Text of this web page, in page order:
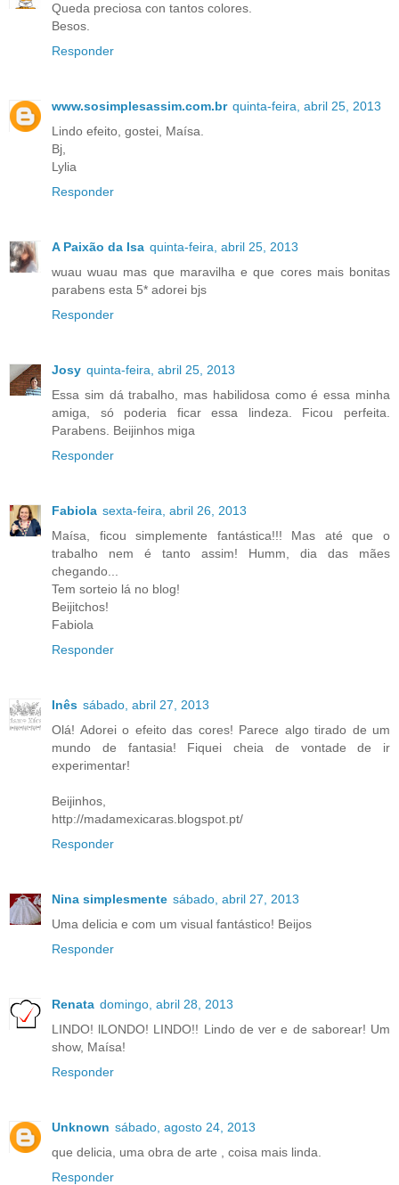
Queda preciosa con tantos colores.
Besos.
Responder
www.sosimplesassim.com.br quinta-feira, abril 25, 2013
Lindo efeito, gostei, Maísa.
Bj,
Lylia
Responder
A Paixão da Isa quinta-feira, abril 25, 2013
wuau wuau mas que maravilha e que cores mais bonitas
parabens esta 5* adorei bjs
Responder
Josy quinta-feira, abril 25, 2013
Essa sim dá trabalho, mas habilidosa como é essa minha
amiga, só poderia ficar essa lindeza. Ficou perfeita.
Parabens. Beijinhos miga
Responder
Fabiola sexta-feira, abril 26, 2013
Maísa, ficou simplemente fantástica!!! Mas até que o
trabalho nem é tanto assim! Humm, dia das mães
chegando...
Tem sorteio lá no blog!
Beijitchos!
Fabiola
Responder
Inês sábado, abril 27, 2013
Olá! Adorei o efeito das cores! Parece algo tirado de um
mundo de fantasia! Fiquei cheia de vontade de ir
experimentar!
Beijinhos,
http://madamexicaras.blogspot.pt/
Responder
Nina simplesmente sábado, abril 27, 2013
Uma delicia e com um visual fantástico! Beijos
Responder
Renata domingo, abril 28, 2013
LINDO! lLONDO! LINDO!! Lindo de ver e de saborear! Um
show, Maísa!
Responder
Unknown sábado, agosto 24, 2013
que delicia, uma obra de arte , coisa mais linda.
Responder